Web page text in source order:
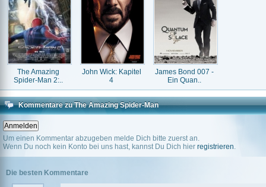
The Amazing
Spider-Man 2:..
John Wick: Kapitel
4
James Bond 007 -
Ein Quan..
Kommentare zu The Amazing Spider-Man
Um einen Kommentar abzugeben melde Dich bitte zuerst an.
Wenn Du noch kein Konto bei uns hast, kannst Du Dich hier registrieren.
Die besten Kommentare